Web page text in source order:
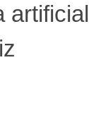
artificial